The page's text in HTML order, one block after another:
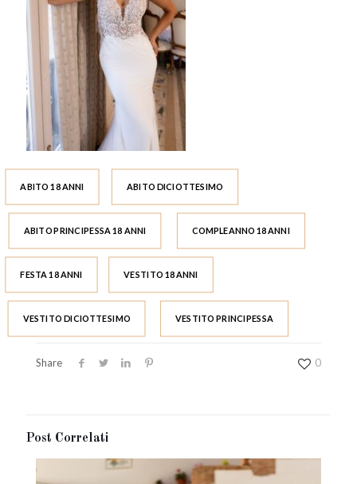
ABITO 18 ANNI ABITO DICIOTTESIMO
ABITO PRINCIPESSA 18 ANNI COMPLEANNO 18 ANNI
FESTA 18 ANNI VESTITO 18 ANNI
VESTITO DICIOTTESIMO VESTITO PRINCIPESSA
Share 0
Post Correlati